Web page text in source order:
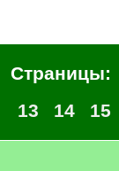
Страницы:
13
14 15